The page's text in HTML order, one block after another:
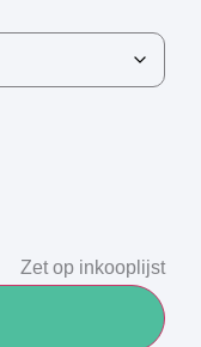
Zet op inkooplijst